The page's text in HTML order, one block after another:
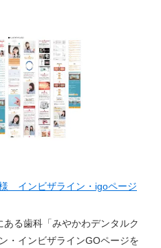
インビザライン・igoページ
る歯科「みやかわデンタルク
・インビザラインGOページを